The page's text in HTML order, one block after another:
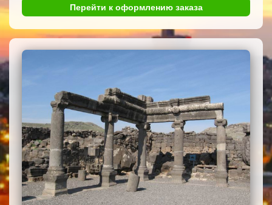
Перейти к оформлению заказа